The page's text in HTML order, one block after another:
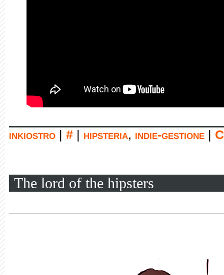
inkiostro # hipsteria, indie-gestione
The lord of the hipsters